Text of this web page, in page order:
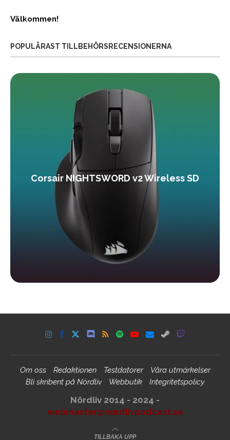
Välkommen!
POPULÄRAST TILLBEHÖRSRECENSIONERNA
Corsair NIGHTSWORD v2 Wireless SD
Om oss Redaktionen Testdatorer
Våra utmärkelser
Bli skribent på Nördliv
Webbutik Integritetspolicy
Nördliv 2014 - 2024 -
webmaster@nordlivpodcast.se
TILLBAKA UPP